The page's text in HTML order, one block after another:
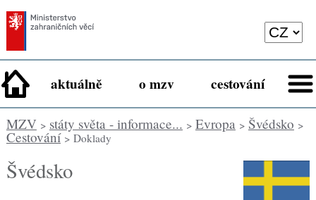
aktuálně o mzv cestování
MZV> státy světa - informace... > Evropa> Švédsko >
Cestování> Doklady
Švédsko